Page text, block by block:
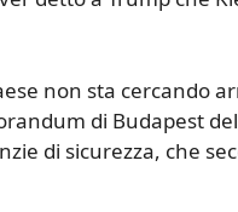
non sta cercando
di Budapest
di sicurezza, che